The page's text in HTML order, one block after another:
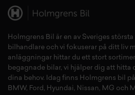
Holmgrens Bil är en av Sveriges
bilhandlare och vi fokuserar på ditt liv
anläggningar hittar du ett stort
begagnade bilar, vi hjälper dig att hitta
dina behov. Idag finns Holmgrens bil
BMW, Ford , Hyundai, Nissan , MG och